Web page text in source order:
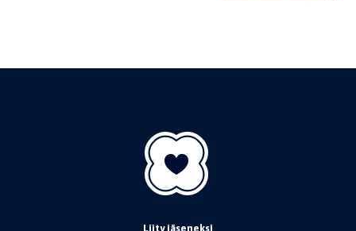
Liity jäseneksi